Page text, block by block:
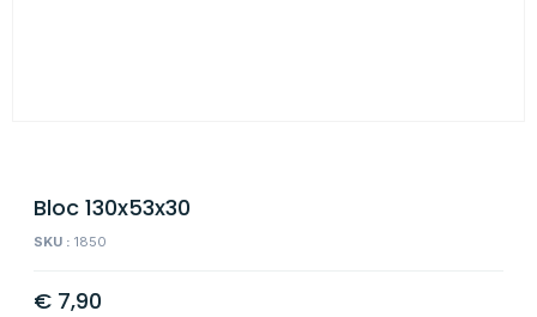
Bloc 130x53x30
SKU : 1850
€ 7,90